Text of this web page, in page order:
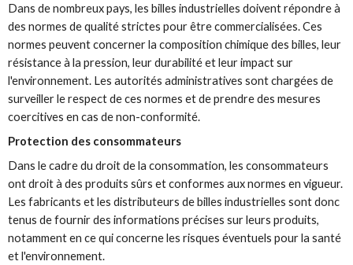
Dans de nombreux pays, les billes industrielles doivent répondre à
des normes de qualité strictes pour être commercialisées. Ces
normes peuvent concerner la composition chimique des billes, leur
résistance à la pression, leur durabilité et leur impact sur
l'environnement. Les autorités administratives sont chargées de
surveiller le respect de ces normes et de prendre des mesures
coercitives en cas de non-conformité.
Protection des consommateurs
Dans le cadre du droit de la consommation, les consommateurs
ont droit à des produits sûrs et conformes aux normes en vigueur.
Les fabricants et les distributeurs de billes industrielles sont donc
tenus de fournir des informations précises sur leurs produits,
notamment en ce qui concerne les risques éventuels pour la santé
et l'environnement.